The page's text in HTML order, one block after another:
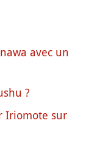
avec un
?
Iriomote sur